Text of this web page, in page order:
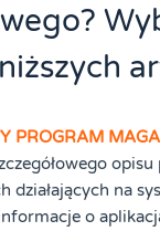
PROGRAM
działających na
o